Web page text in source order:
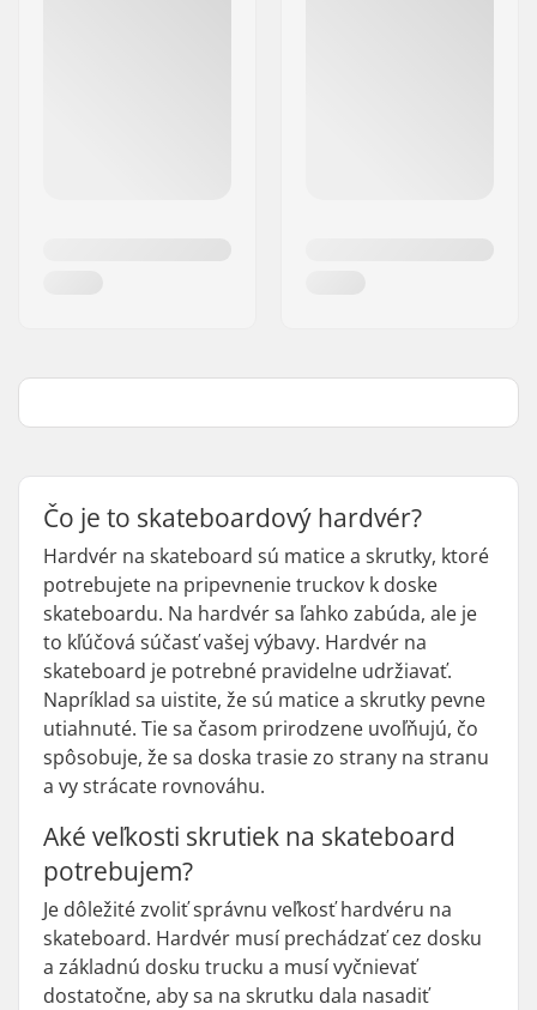
Čo je to skateboardový hardvér?
Hardvér na skateboard sú matice a skrutky, ktoré
potrebujete na pripevnenie truckov k doske
skateboardu. Na hardvér sa ľahko zabúda, ale je
to kľúčová súčasť vašej výbavy. Hardvér na
skateboard je potrebné pravidelne udržiavať.
Napríklad sa uistite, že sú matice a skrutky pevne
utiahnuté. Tie sa časom prirodzene uvoľňujú, čo
spôsobuje, že sa doska trasie zo strany na stranu
a vy strácate rovnováhu.
Aké veľkosti skrutiek na skateboard
potrebujem?
Je dôležité zvoliť správnu veľkosť hardvéru na
skateboard. Hardvér musí prechádzať cez dosku
a základnú dosku trucku a musí vyčnievať
dostatočne, aby sa na skrutku dala nasadiť